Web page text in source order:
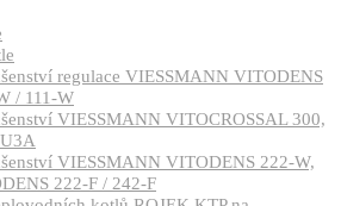
regulace VIESSMANN VITODENS
/ 111-W
VIESSMANN VITOCROSSAL 300,
VIESSMANN VITODENS 222-W,
222-F / 242-F